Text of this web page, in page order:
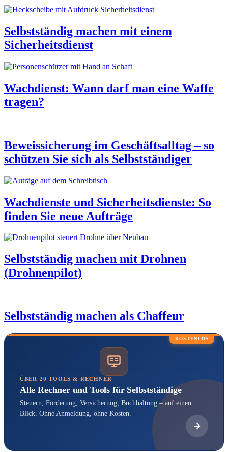
Selbstständig machen mit einem
Sicherheitsdienst
Wachdienst: Wann darf man eine Waffe
tragen?
Beweissicherung im Geschäftsalltag – so
schützen Sie sich als Selbstständiger
Wachdienste und Sicherheitsdienste: So
finden Sie neue Aufträge
Selbstständig machen mit Drohnen
(Drohnenpilot)
Selbstständig machen als Chaffeur
KOSTENLOS
ÜBER 20 TOOLS & RECHNER
Alle Rechner und Tools für Selbstständige
Steuern, Förderung, Versicherung, Buchhaltung – auf einen
Blick. Ohne Anmeldung, ohne Kosten.